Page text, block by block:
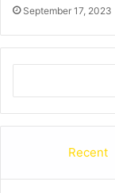
September 17, 2023
Recent